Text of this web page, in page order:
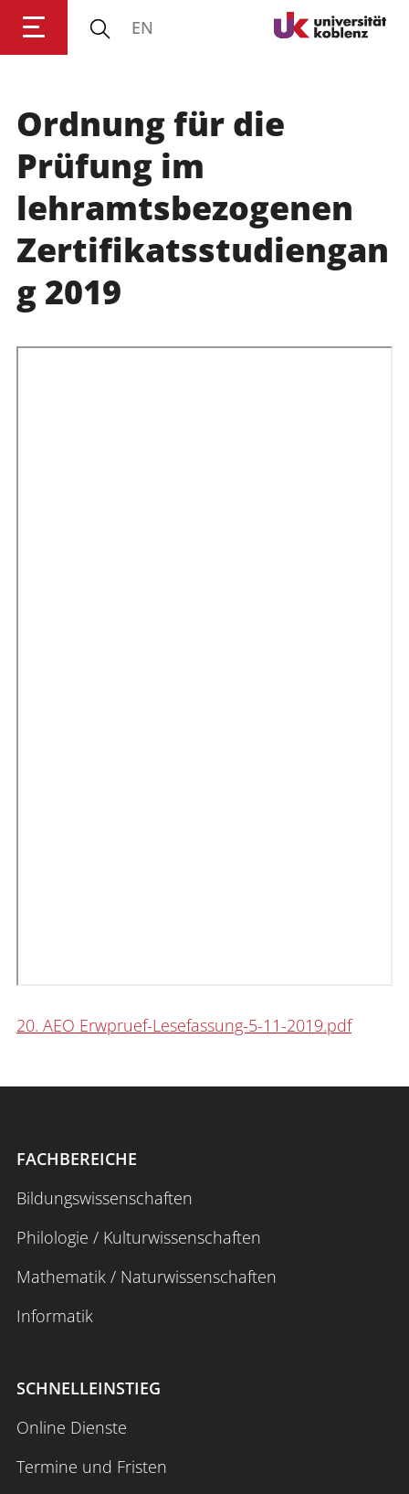
Anmelden Impressum Datenschutz
EN
Ordnung für die
Prüfung im
lehramtsbezogenen
Zertifikatsstudiengan
g 2019
20. AEO Erwpruef-Lesefassung-5-11-2019.pdf
FACHBEREICHE
Bildungswissenschaften
Philologie / Kulturwissenschaften
Mathematik / Naturwissenschaften
Informatik
SCHNELLEINSTIEG
Online Dienste
Termine und Fristen